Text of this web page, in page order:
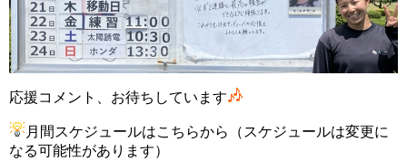
応援コメント、お待ちしています
月間スケジュールはこちらから（スケジュールは変更に
なる可能性があります）